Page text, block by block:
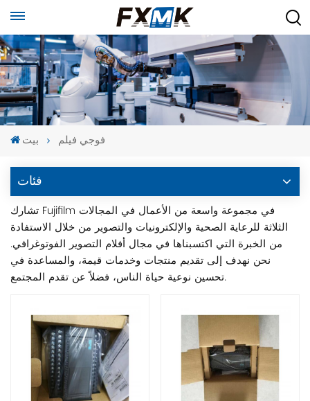
بيت فوجي فيلم
فئات
تشارك Fujifilm في مجموعة واسعة من الأعمال في المجالات
الثلاثة للرعاية الصحية والإلكترونيات والتصوير من خلال الاستفادة
من الخبرة التي اكتسبناها في مجال أفلام التصوير الفوتوغرافي.
نحن نهدف إلى تقديم منتجات وخدمات قيمة، والمساعدة في
تحسين نوعية حياة الناس، فضلاً عن تقدم المجتمع.